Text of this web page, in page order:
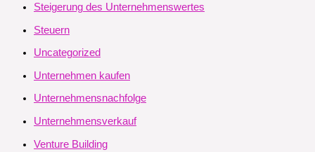
Steigerung des Unternehmenswertes
Steuern
Uncategorized
Unternehmen kaufen
Unternehmensnachfolge
Unternehmensverkauf
Venture Building